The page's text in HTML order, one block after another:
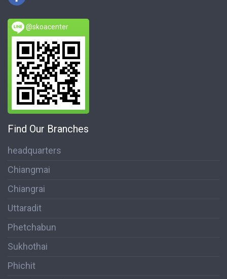
@skoacenter
Find Our Branches
headquarters
Chiangmai
Chiangrai
Uttaradit
Phetchabun
Sukhothai
Phichit